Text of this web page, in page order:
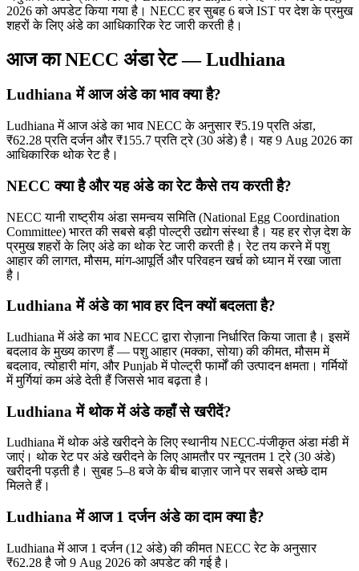
2026 को अपडेट किया गया है। NECC हर सुबह 6 बजे IST पर देश के प्रमुख
शहरों के लिए अंडे का आधिकारिक रेट जारी करती है।
आज का NECC अंडा रेट—Ludhiana
Ludhiana में आज अंडे का भाव क्या है?
Ludhiana में आज अंडे का भाव NECC के अनुसार ₹5.19 प्रति अंडा,
₹62.28 प्रति दर्जन और ₹155.7 प्रति ट्रे (30 अंडे) है। यह 9 Aug 2026 का
आधिकारिक थोक रेट है।
NECC क्या है और यह अंडे का रेट कैसे तय करती है?
NECC यानी राष्ट्रीय अंडा समन्वय समिति (National Egg Coordination
Committee) भारत की सबसे बड़ी पोल्ट्री उद्योग संस्था है। यह हर रोज़ देश के
प्रमुख शहरों के लिए अंडे का थोक रेट जारी करती है। रेट तय करने में पशु
आहार की लागत, मौसम, मांग-आपूर्ति और परिवहन खर्च को ध्यान में रखा जाता
है।
Ludhiana में अंडे का भाव हर दिन क्यों बदलता है?
Ludhiana में अंडे का भाव NECC द्वारा रोज़ाना निर्धारित किया जाता है। इसमें
बदलाव के मुख्य कारण हैं — पशु आहार (मक्का, सोया) की कीमत, मौसम में
बदलाव, त्योहारी मांग, और Punjab में पोल्ट्री फार्मों की उत्पादन क्षमता। गर्मियों
में मुर्गियां कम अंडे देती हैं जिससे भाव बढ़ता है।
Ludhiana में थोक में अंडे कहाँ से खरीदें?
Ludhiana में थोक अंडे खरीदने के लिए स्थानीय NECC-पंजीकृत अंडा मंडी में
जाएं। थोक रेट पर अंडे खरीदने के लिए आमतौर पर न्यूनतम 1 ट्रे (30 अंडे)
खरीदनी पड़ती है। सुबह 5–8 बजे के बीच बाज़ार जाने पर सबसे अच्छे दाम
मिलते हैं।
Ludhiana में आज 1 दर्जन अंडे का दाम क्या है?
Ludhiana में आज 1 दर्जन (12 अंडे) की कीमत NECC रेट के अनुसार
₹62.28 है जो 9 Aug 2026 को अपडेट की गई है।